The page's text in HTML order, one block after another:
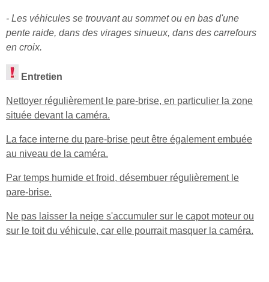
- Les véhicules se trouvant au sommet ou en bas d'une
pente raide, dans des virages sinueux, dans des carrefours
en croix.
Entretien
Nettoyer régulièrement le pare-brise, en particulier la zone
située devant la caméra.
La face interne du pare-brise peut être également embuée
au niveau de la caméra.
Par temps humide et froid, désembuer régulièrement le
pare-brise.
Ne pas laisser la neige s'accumuler sur le capot moteur ou
sur le toit du véhicule, car elle pourrait masquer la caméra.